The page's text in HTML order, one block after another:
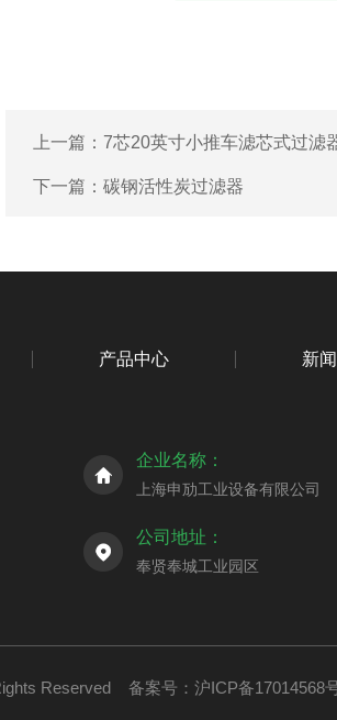
上一篇： 7芯20英寸小推车滤芯式过滤
下一篇： 碳钢活性炭过滤器
产品中心 新
企业名称：
上海申劢工业设备有限公司
公司地址：
奉贤奉城工业园区
Reserved 备案号：沪ICP备17014568